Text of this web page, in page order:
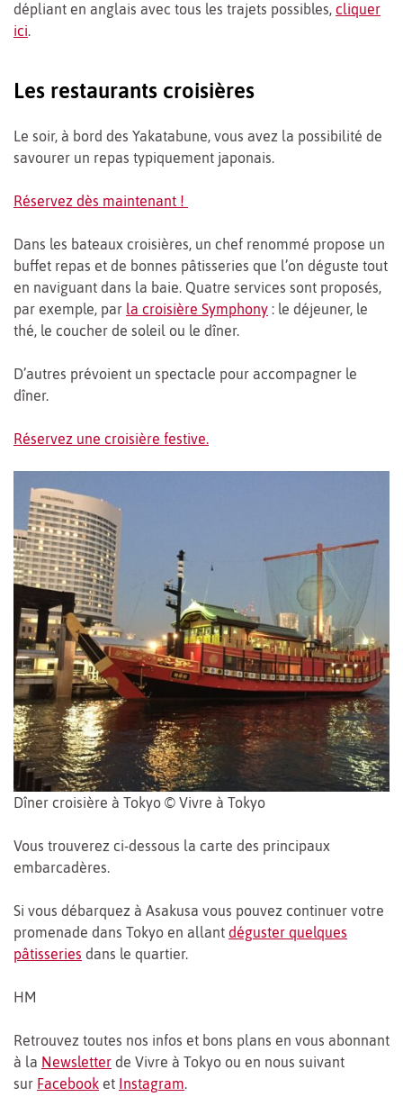
dépliant en anglais avec tous les trajets possibles, cliquer
ici.
Les restaurants croisières
Le soir, à bord des Yakatabune, vous avez la possibilité de
savourer un repas typiquement japonais.
Réservez dès maintenant !
Dans les bateaux croisières, un chef renommé propose un
buffet repas et de bonnes pâtisseries que l’on déguste tout
en naviguant dans la baie. Quatre services sont proposés,
par exemple, par la croisière Symphony : le déjeuner, le
thé, le coucher de soleil ou le dîner.
D’autres prévoient un spectacle pour accompagner le
dîner.
Réservez une croisière festive.
Dîner croisière à Tokyo © Vivre à Tokyo
Vous trouverez ci-dessous la carte des principaux
embarcadères.
Si vous débarquez à Asakusa vous pouvez continuer votre
promenade dans Tokyo en allant déguster quelques
pâtisseries dans le quartier.
HM
Retrouvez toutes nos infos et bons plans en vous abonnant
à la Newsletter de Vivre à Tokyo ou en nous suivant
sur Facebook et Instagram.